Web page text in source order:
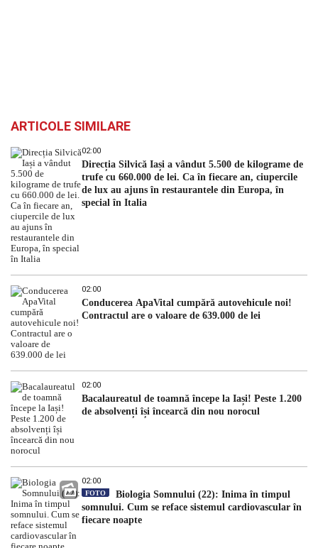
ARTICOLE SIMILARE
02:00
Direcția Silvică Iași a vândut 5.500 de kilograme de
trufe cu 660.000 de lei. Ca în fiecare an, ciupercile
de lux au ajuns în restaurantele din Europa, în
special în Italia
02:00
Conducerea ApaVital cumpără autovehicule noi!
Contractul are o valoare de 639.000 de lei
02:00
Bacalaureatul de toamnă începe la Iași! Peste 1.200
de absolvenți își încearcă din nou norocul
02:00
FOTO
Biologia Somnului (22): Inima în timpul
somnului. Cum se reface sistemul cardiovascular în
fiecare noapte